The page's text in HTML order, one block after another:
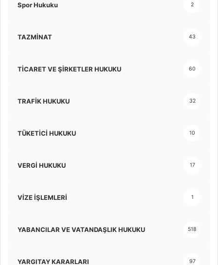
Spor Hukuku 2
TAZMİNAT 43
TİCARET VE ŞİRKETLER HUKUKU 60
TRAFİK HUKUKU 32
TÜKETİCİ HUKUKU 10
VERGİ HUKUKU 17
VİZE İŞLEMLERİ 1
YABANCILAR VE VATANDAŞLIK HUKUKU 518
YARGITAY KARARLARI 97